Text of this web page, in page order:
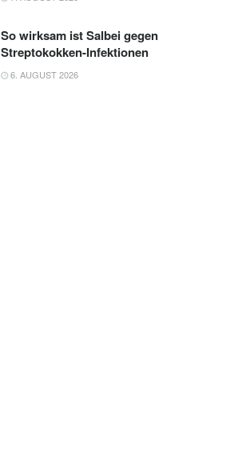
So wirksam ist Salbei gegen
Streptokokken-Infektionen
6. AUGUST 2026